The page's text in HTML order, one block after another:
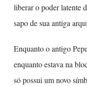
liberar o poder latente
sapo de sua antiga
Enquanto o antigo
enquanto estava na
só possui um novo